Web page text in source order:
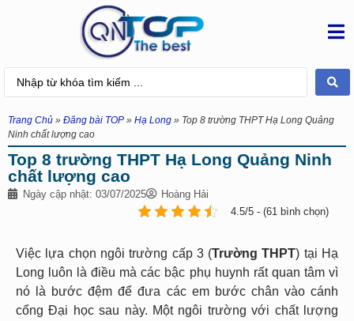
Trang Chủ » Đăng bài TOP » Hạ Long » Top 8 trường THPT Hạ Long Quảng
Ninh chất lượng cao
Top 8 trường THPT Hạ Long Quảng Ninh
chất lượng cao
Ngày cập nhật: 03/07/2025
Hoàng Hải
4.5/5 - (61 bình chọn)
Việc lựa chọn ngôi trường cấp 3 (Trường THPT) tại Hạ
Long luôn là điều mà các bậc phụ huynh rất quan tâm vì
nó là bước đệm để đưa các em bước chân vào cánh
cổng Đại học sau này. Một ngôi trường với chất lượng